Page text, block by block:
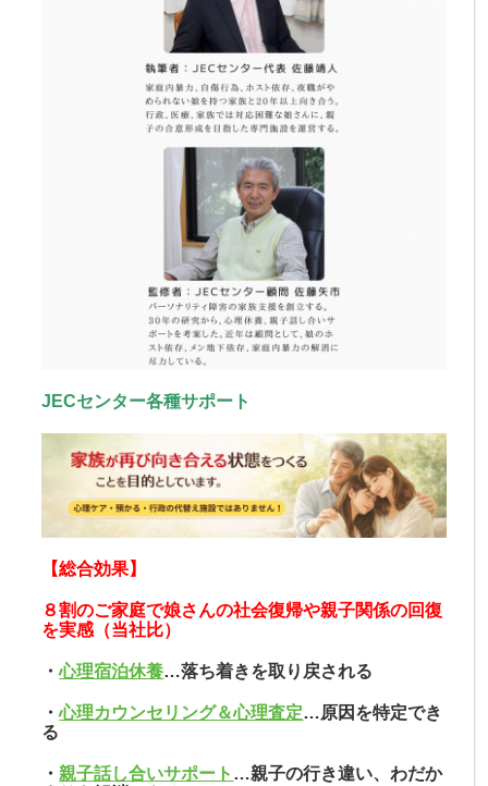
JECセンター各種サポート
【総合効果】
８割のご家庭で娘さんの社会復帰や親子関係の回復
を実感（当社比）
・心理宿泊休養…落ち着きを取り戻される
・心理カウンセリング＆心理査定…原因を特定でき
る
・親子話し合いサポート …親子の行き違い、わだか